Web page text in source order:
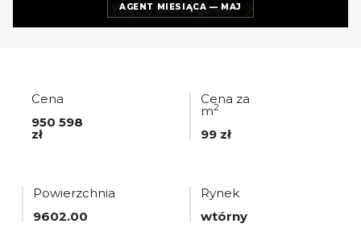
AGENT MIESIĄCA — MAJ
Więcej ofertagenta
Cena
950 598
zł
Cena za
m2
99 zł
Powierzchnia
9602.00
Rynek
wtórny